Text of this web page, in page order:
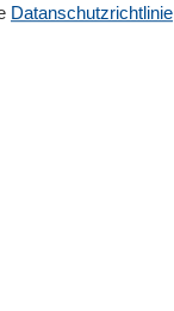
Datanschutzrichtlinie